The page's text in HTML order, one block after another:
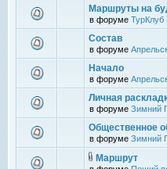
Маршруты на
в форуме ТурКлуб
Состав
в форуме
Начало
в форуме
Личная
в форуме Зимний
Общественное
в форуме Зимний
Маршрут